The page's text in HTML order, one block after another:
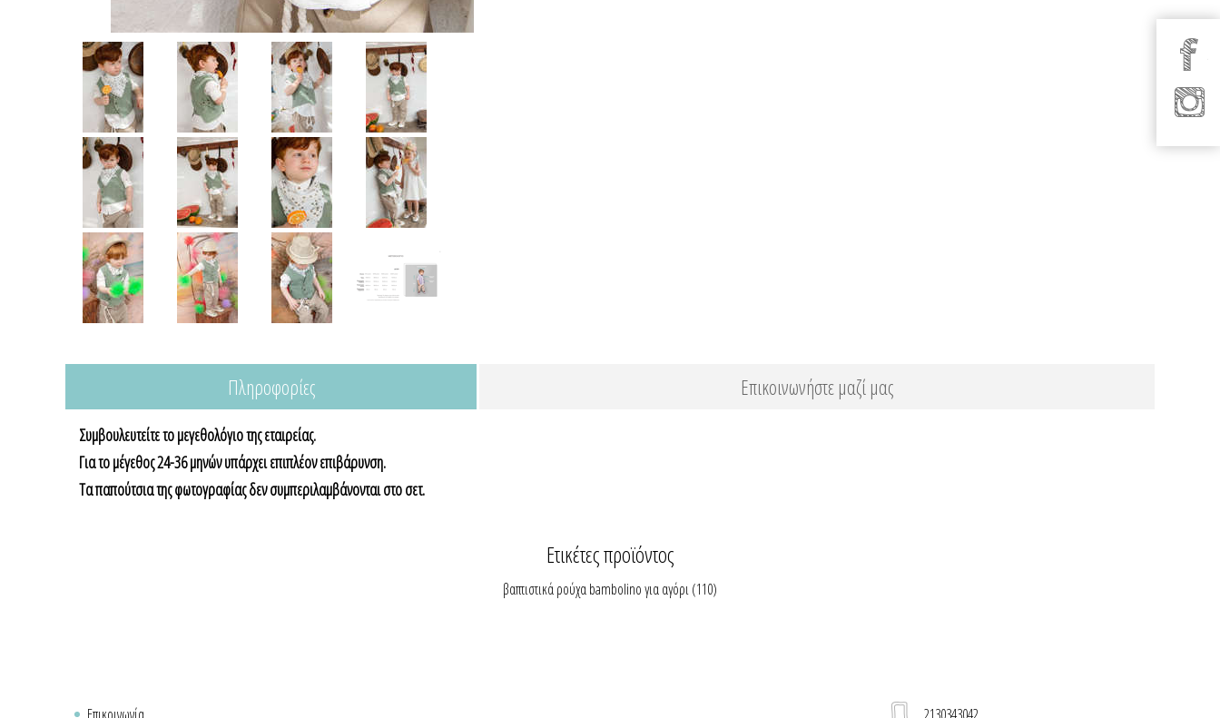
Πληροφορίες Επικοινωνήστε μαζί μας
Συμβουλευτείτε το μεγεθολόγιο της εταιρείας.
Για το μέγεθος 24-36 μηνών υπάρχει επιπλέον επιβάρυνση.
Τα παπούτσια της φωτογραφίας δεν συμπεριλαμβάνονται στο σετ.
Ετικέτες προϊόντος
βαπτιστικά ρούχα bambolino για αγόρι(110)